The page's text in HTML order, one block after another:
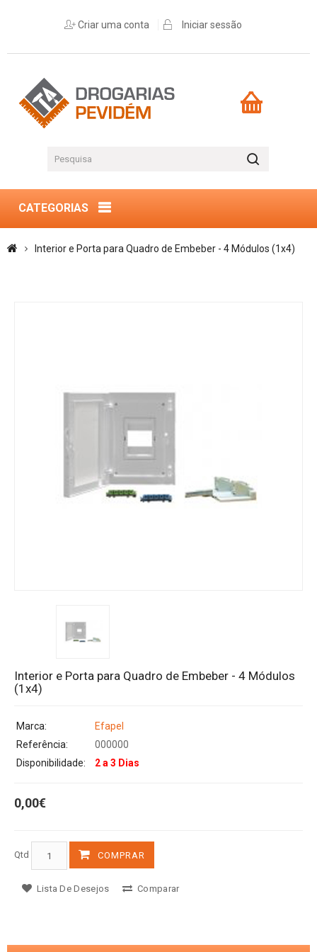
Criar uma conta Iniciar sessão
CATEGORIAS
Interior e Porta para Quadro de Embeber - 4 Módulos (1x4)
Interior e Porta para Quadro de Embeber - 4 Módulos
(1x4)
Marca:
Efapel
Referência:
000000
Disponibilidade:
2 a 3 Dias
0,00€
Qtd COMPRAR
Lista De Desejos Comparar